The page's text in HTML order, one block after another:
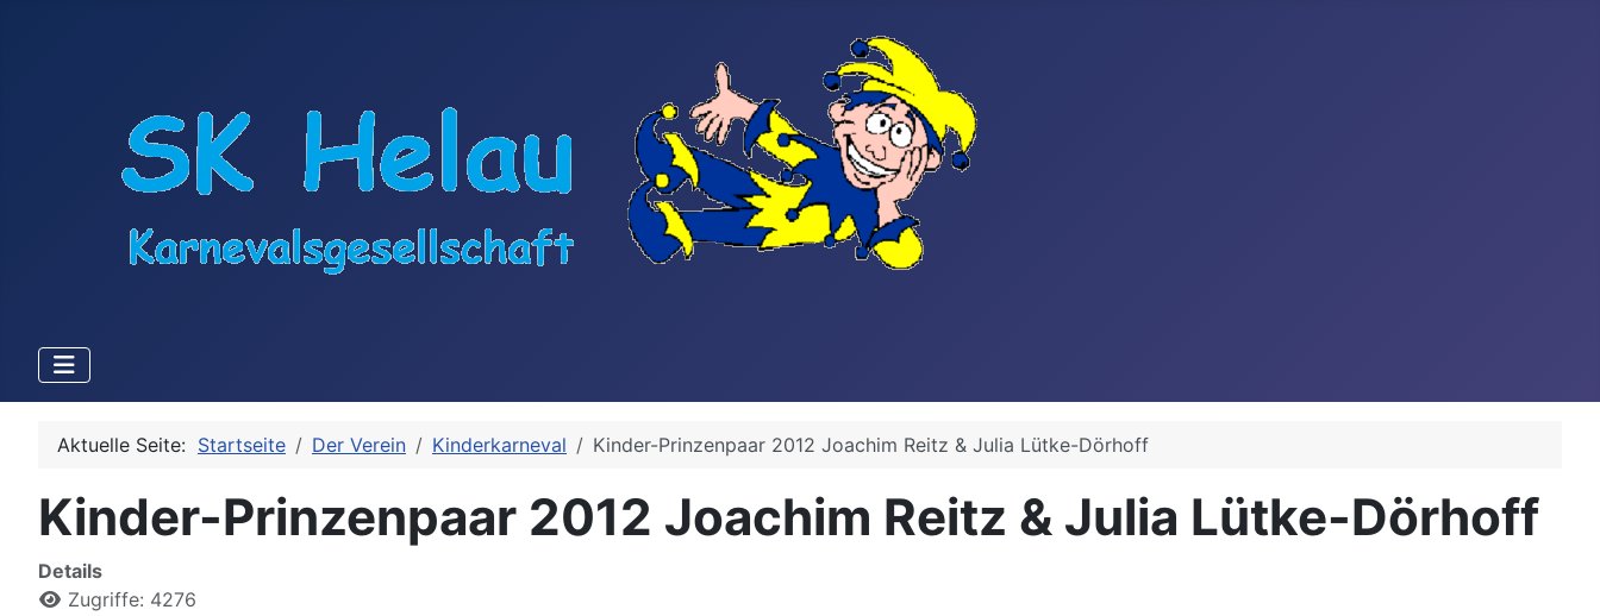
Aktuelle Seite: Startseite Der Verein Kinderkarneval Kinder-Prinzenpaar 2012 Joachim Reitz & Julia Lütke-Dörhoff
Kinder-Prinzenpaar 2012 Joachim Reitz & Julia Lütke-Dörhoff
Details
Zugriffe: 4276